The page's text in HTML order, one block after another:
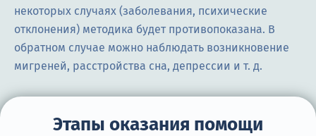
некоторых случаях (заболевания, психические
отклонения) методика будет противопоказана. В
обратном случае можно наблюдать возникновение
мигреней, расстройства сна, депрессии и т. д.
Этапы оказания помощи